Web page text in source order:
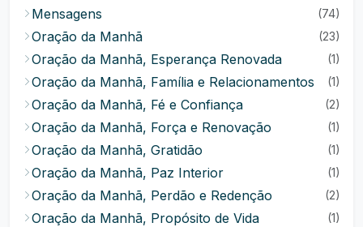
Mensagens (74)
Oração da Manhã (23)
Oração da Manhã, Esperança Renovada (1)
Oração da Manhã, Família e Relacionamentos (1)
Oração da Manhã, Fé e Confiança (2)
Oração da Manhã, Força e Renovação (1)
Oração da Manhã, Gratidão (1)
Oração da Manhã, Paz Interior (1)
Oração da Manhã, Perdão e Redenção (2)
Oração da Manhã, Propósito de Vida (1)